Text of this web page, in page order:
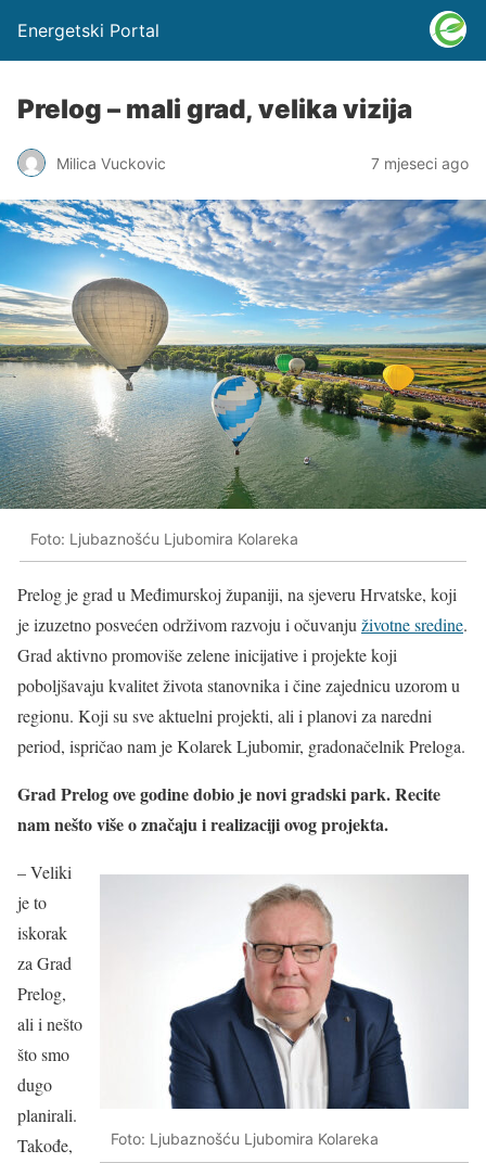
Energetski Portal
Prelog – mali grad, velika vizija
Milica Vuckovic 7 mjeseci ago
Foto: Ljubaznošću Ljubomira Kolareka
Prelog je grad u Međimurskoj županiji, na sjeveru Hrvatske, koji
je izuzetno posvećen održivom razvoju i očuvanjuživotne sredine.
Grad aktivno promoviše zelene inicijative i projekte koji
poboljšavaju kvalitet života stanovnika i čine zajednicu uzorom u
regionu. Koji su sve aktuelni projekti, ali i planovi za naredni
period, ispričao nam je Kolarek Ljubomir, gradonačelnik Preloga.
Grad Prelog ove godine dobio je novi gradski park. Recite
nam nešto više o značaju i realizaciji ovog projekta.
Foto: Ljubaznošću Ljubomira Kolareka
– Veliki
je to
iskorak
za Grad
Prelog,
ali i nešto
što smo
dugo
planirali.
Takođe,